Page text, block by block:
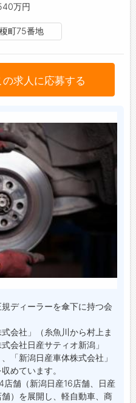
万円
町75番地
の求人に応募する
ディーラーを傘下に持つ会
会社」（糸魚川から村上ま
会社日産サティオ新潟」
「新潟日産車体株式会社」
めています。
舗（新潟日産16店舗、日産
）を展開し、軽自動車、商